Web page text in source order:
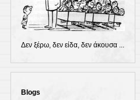
Δεν ξέρω, δεν είδα, δεν άκουσα ...
Blogs